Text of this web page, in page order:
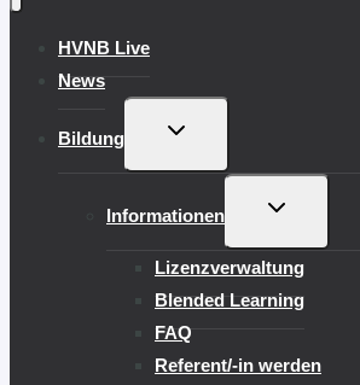
HVNB Live
News
Bildung
UNTERMENÜ
Informationen
UNTERMENÜ
Lizenzverwaltung
Blended Learning
FAQ
Referent/-in werden